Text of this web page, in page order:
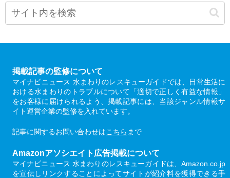
掲載記事の監修について
マイナビニュース 水まわりのレスキューガイドでは、日常生活に
おける水まわりのトラブルについて「適切で正しく有益な情報」
をお客様に届けられるよう、掲載記事には、当該ジャンル情報サ
イト運営企業の監修を入れています。
記事に関するお問い合わせはこちら まで
Amazonアソシエイト広告掲載について
マイナビニュース 水まわりのレスキューガイドは、Amazon.co.jp
を宣伝しリンクすることによってサイトが紹介料を獲得できる手